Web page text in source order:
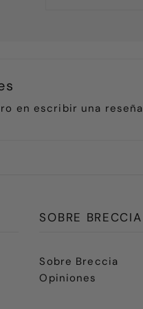
en escribir una reseña
SOBRE BRECCIA
Sobre Breccia
Opiniones